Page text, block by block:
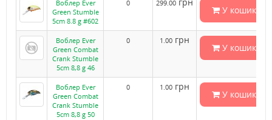
Воблер Ever
Green Stumble
5cm 8.8 g #602
0 299.00 грн
У кошик
Воблер Ever
Green Combat
Crank Stumble
5cm 8,8 g 46
0 1.00 грн
У кошик
Воблер Ever
Green Combat
Crank Stumble
5cm 8,8 g 50
0 1.00 грн
У кошик